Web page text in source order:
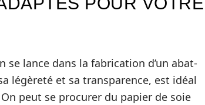
lance dans la fabrication d’un abat-
légèreté et sa transparence, est idéal
peut se procurer du papier de soie